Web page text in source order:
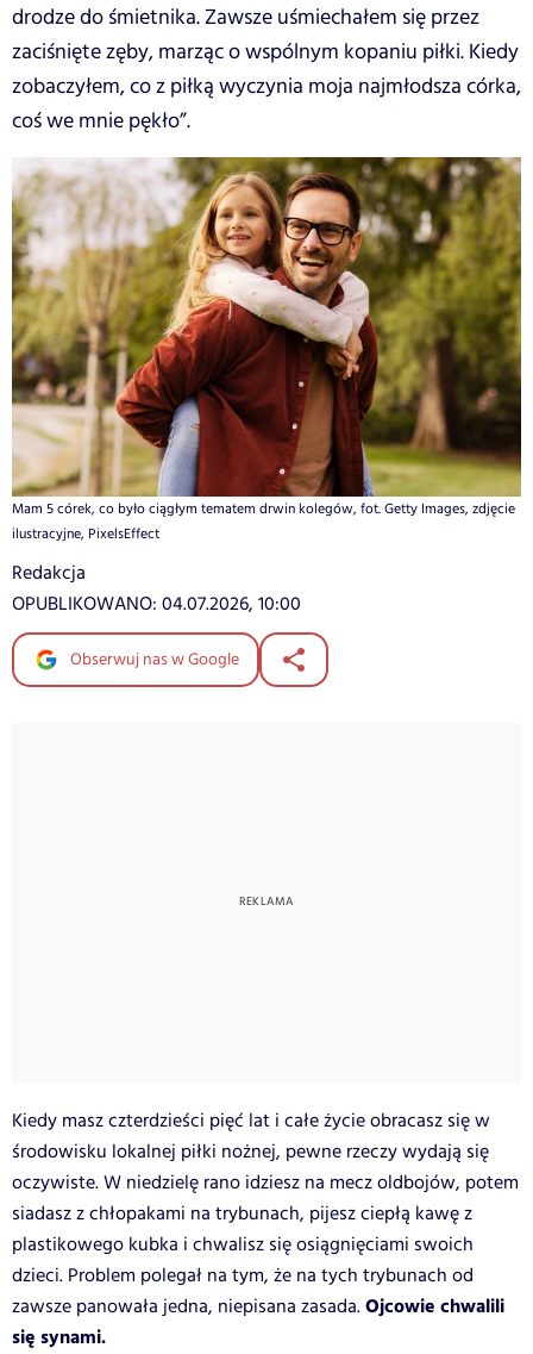
drodze do śmietnika. Zawsze uśmiechałem się przez
zaciśnięte zęby, marząc o wspólnym kopaniu piłki. Kiedy
zobaczyłem, co z piłką wyczynia moja najmłodsza córka,
coś we mnie pękło”.
Mam 5 córek, co było ciągłym tematem drwin kolegów, fot. Getty Images, zdjęcie
ilustracyjne, PixelsEffect
Redakcja
OPUBLIKOWANO: 04.07.2026, 10:00
Obserwuj nas w Google
Kiedy masz czterdzieści pięć lat i całe życie obracasz się w
środowisku lokalnej piłki nożnej, pewne rzeczy wydają się
oczywiste. W niedzielę rano idziesz na mecz oldbojów, potem
siadasz z chłopakami na trybunach, pijesz ciepłą kawę z
plastikowego kubka i chwalisz się osiągnięciami swoich
dzieci. Problem polegał na tym, że na tych trybunach od
zawsze panowała jedna, niepisana zasada.Ojcowie chwalili
się synami.